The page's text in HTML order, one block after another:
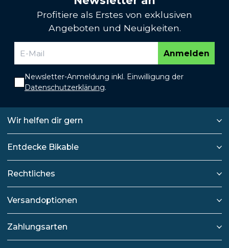
Profitiere als Erstes von exklusiven
Angeboten und Neuigkeiten.
Anmelden
Newsletter-Anmeldung inkl. Einwilligung der
Datenschutzerklärung.
Wir helfen dir gern
Entdecke Bikable
Rechtliches
Versandoptionen
Zahlungsarten